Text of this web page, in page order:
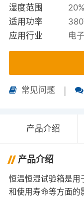
湿度范围
适用功率
应用行业
电
常见问题
产品介绍
产品介绍
恒温恒湿试验箱是用
和使用寿命等方面的